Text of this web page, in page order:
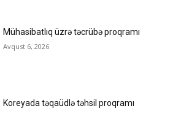
Mühasibatlıq üzrə təcrübə proqramı
Avqust 6, 2026
Koreyada təqaüdlə təhsil proqramı